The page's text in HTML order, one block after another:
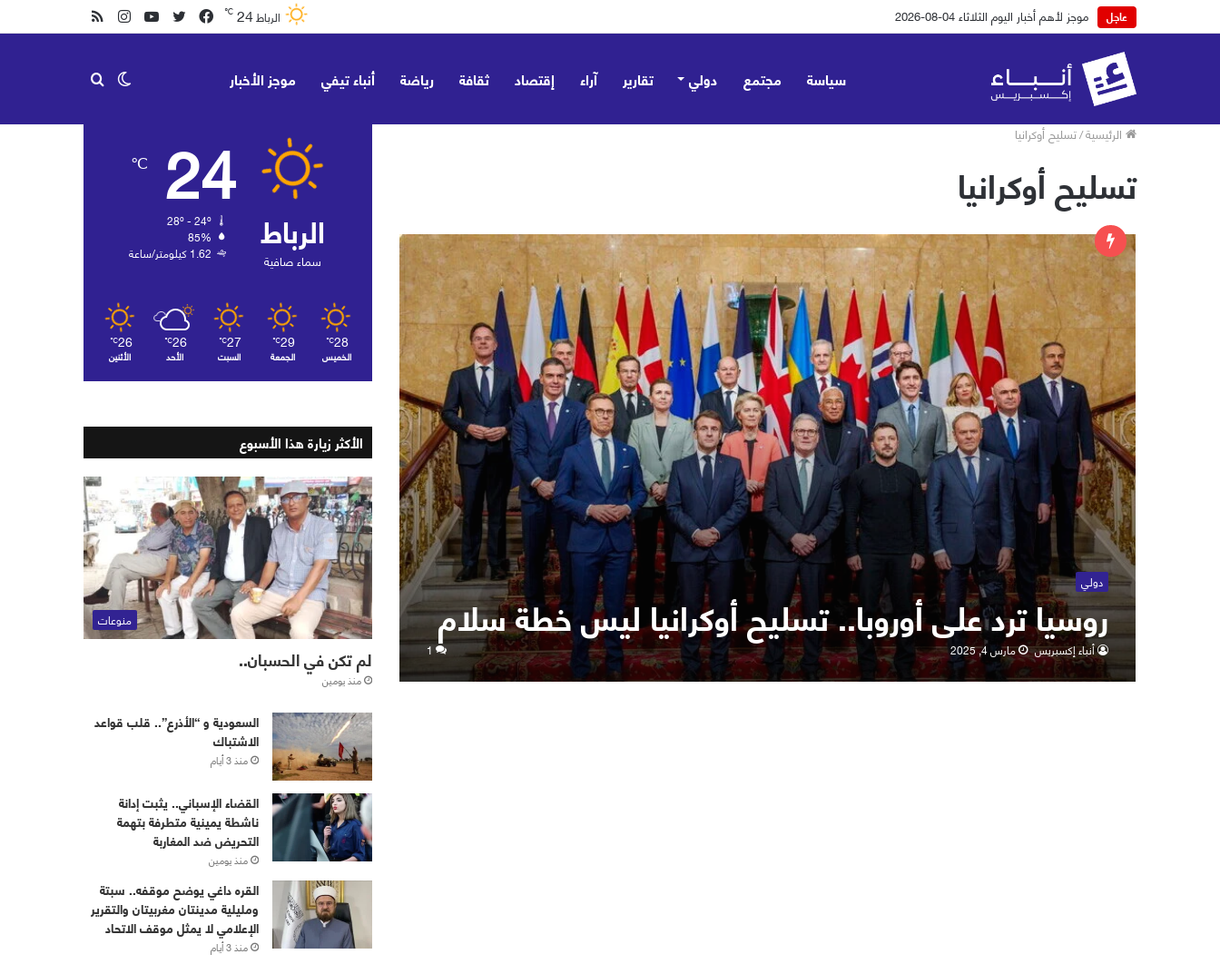
عاجل موجز لأهم أخبار اليوم الثلاثاء 04-08-2026
RSS
انستقرام يوتيوب تويتر
فيسبوك الرباط24
℃
سياسة مجتمع دولي تقارير آراء إقتصاد ثقافة رياضة أنباء تيفي موجز الأخبار الوضع
الرئيسية/تسليح أوكرانيا
تسليح أوكرانيا
دولي
روسيا ترد على أوروبا.. تسليح أوكرانيا ليس خطة سلام
أنباء إكسبريس مارس 4, 2025 1
الرباط
سماء صافية
24
℃
85%
1.62 كيلومتر/ساعة
28
℃
الخميس
29
℃
الجمعة
27
℃
السبت
26
℃
الأحد
26
℃
الأثنين
الأكثر زيارة هذا الأسبوع
منوعات
لم تكن في الحسبان..
منذ يومين
‏⁧‫السعودية‬⁩ و “الأذرع”.. قلب قواعد
الاشتباك
منذ 3 أيام
القضاء الإسباني.. يثبت إدانة
ناشطة يمينية متطرفة بتهمة
التحريض ضد المغاربة
منذ يومين
القره داغي يوضح موقفه.. سبتة
ومليلية مدينتان مغربيتان والتقرير
الإعلامي لا يمثل موقف الاتحاد
منذ 3 أيام